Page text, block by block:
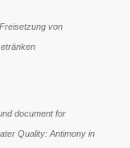
Freisetzung von
document for
Quality: Antimony in